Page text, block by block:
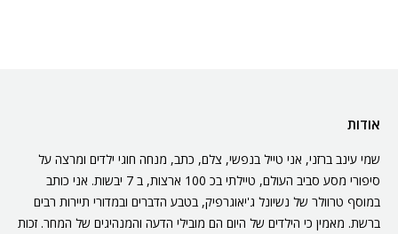
אודות
שמי עינב ברזני, אני טייל בנפשי, צלם, כתב, מנחה חוגי ילדים ומרצה על
סיפורי מסע סביב העולם, טיילתי בכ 100 ארצות, ב 7 יבשות. אני כותב
במוסף טרוולר של נשיונל ג'יאוגרפיק, בטבע הדברים ובמדורי תיירות רבים
ברשת. מאמין כי הילדים של היום הם מובילי הדעה והמנהיגים של המחר. זכות